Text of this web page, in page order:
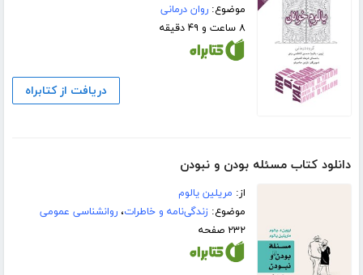
موضوع:روان درمانی
۸ ساعت و ۴۹ دقیقه
دریافت از کتابراه
دانلود کتاب مسئله بودن و نبودن
از: مریلین یالوم
موضوع:زندگی‌نامه و خاطرات،روانشناسی عمومی
۲۳۲ صفحه